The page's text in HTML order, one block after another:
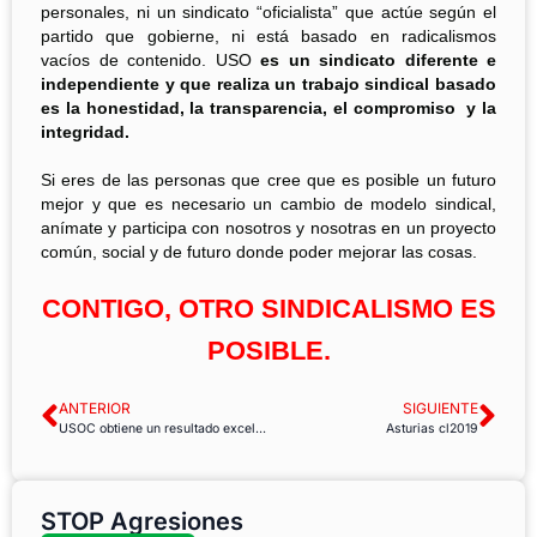
personales, ni un sindicato “oficialista” que actúe según el
partido que gobierne, ni está basado en radicalismos
vacíos de contenido. USOes un sindicato diferente e
independiente y que realiza un trabajo sindical basado
es la honestidad, la transparencia, el compromiso y la
integridad.
Si eres de las personas que cree que es posible un futuro
mejor y que es necesario un cambio de modelo sindical,
anímate y participa con nosotros y nosotras en un proyecto
común, social y de futuro donde poder mejorar las cosas.
CONTIGO, OTRO SINDICALISMO ES
POSIBLE.
ANTERIOR
USOC obtiene un resultado excelente en las elecciones al Hosp Moisès Broggi de Sant Joan Despí
SIGUIENTE
Asturias cl2019
STOP Agresiones